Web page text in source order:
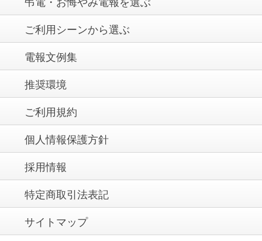
弔電・お悔やみ電報を選ぶ
ご利用シーンから選ぶ
電報文例集
推奨環境
ご利用規約
個人情報保護方針
採用情報
特定商取引法表記
サイトマップ